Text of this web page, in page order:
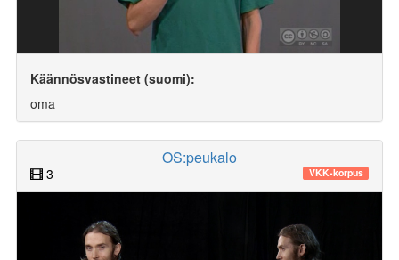
Käännösvastineet (suomi):
oma
OS:peukalo
3 VKK-korpus